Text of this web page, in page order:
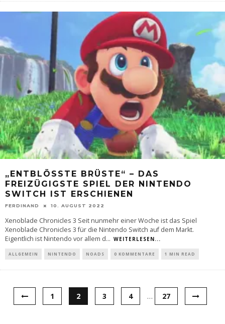
„ENTBLÖSSTE BRÜSTE“ – DAS F
REIZÜGIGSTE SPIEL DER NINTENDO S
WITCH IST ERSCHIENEN
FERDINAND 10. AUGUST 2022
Xenoblade Chronicles 3 Seit nunmehr einer Woche ist das Spiel
Xenoblade Chronicles 3 für die Nintendo Switch auf dem Markt.
Eigentlich ist Nintendo vor allem d... WEITERLESEN...
ALLGEMEIN NINTENDO NOADS 0 KOMMENTARE 1 MIN READ
1 2 3 4 … 27